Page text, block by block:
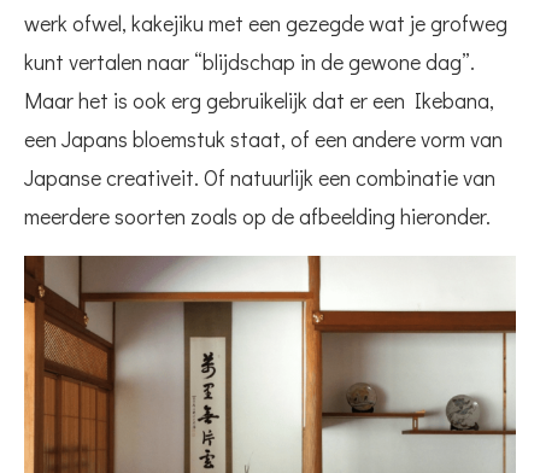
werk ofwel, kakejiku met een gezegde wat je grofweg
kunt vertalen naar “blijdschap in de gewone dag”.
Maar het is ook erg gebruikelijk dat er een Ikebana,
een Japans bloemstuk staat, of een andere vorm van
Japanse creativeit. Of natuurlijk een combinatie van
meerdere soorten zoals op de afbeelding hieronder.